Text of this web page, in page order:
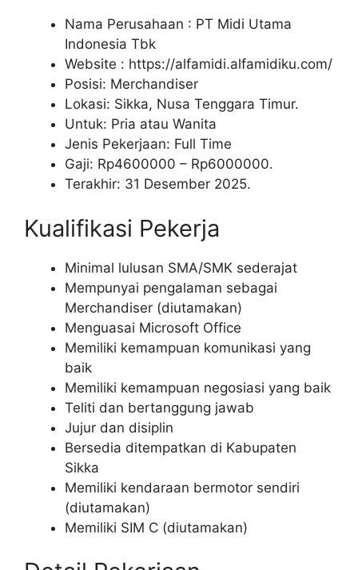
Nama Perusahaan : PT Midi Utama
Indonesia Tbk
Website : https://alfamidi.alfamidiku.com/
Posisi: Merchandiser
Lokasi: Sikka, Nusa Tenggara Timur.
Untuk: Pria atau Wanita
Jenis Pekerjaan: Full Time
Gaji: Rp4600000 – Rp6000000.
Terakhir: 31 Desember 2025.
Kualifikasi Pekerja
Minimal lulusan SMA/SMK sederajat
Mempunyai pengalaman sebagai
Merchandiser (diutamakan)
Menguasai Microsoft Office
Memiliki kemampuan komunikasi yang
baik
Memiliki kemampuan negosiasi yang baik
Teliti dan bertanggung jawab
Jujur dan disiplin
Bersedia ditempatkan di Kabupaten
Sikka
Memiliki kendaraan bermotor sendiri
(diutamakan)
Memiliki SIM C (diutamakan)